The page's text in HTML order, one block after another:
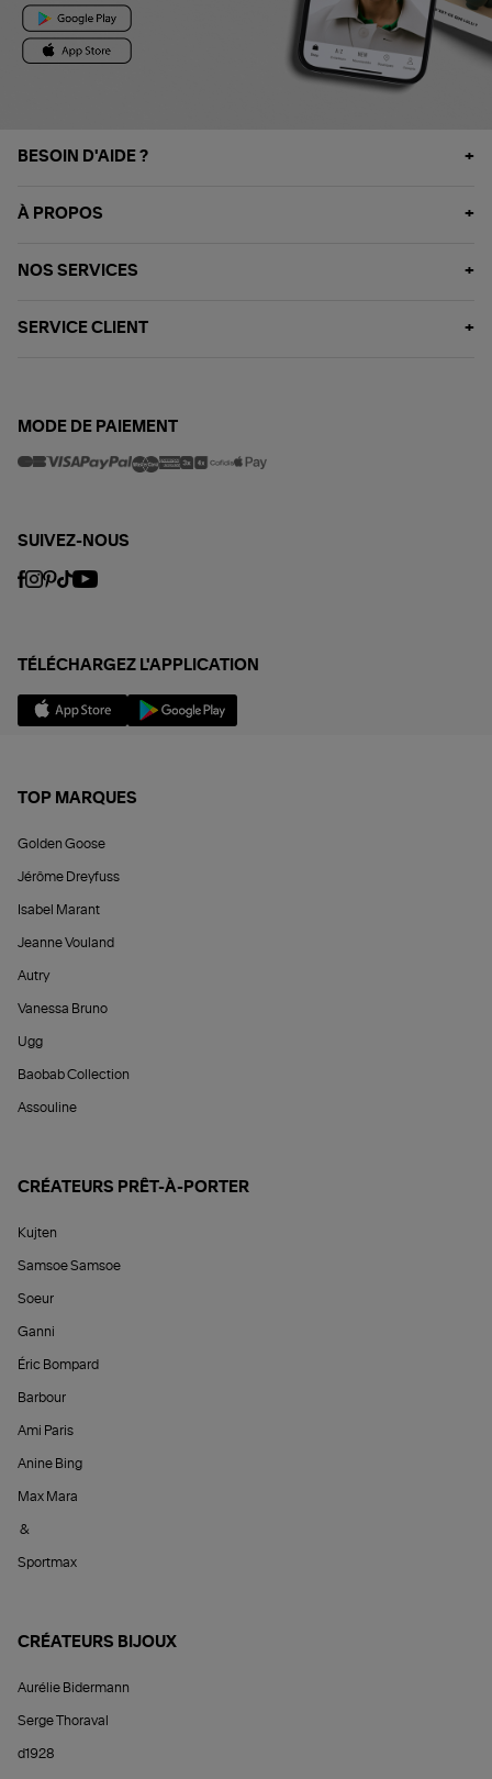
BESOIN D'AIDE ?
À PROPOS
NOS SERVICES
SERVICE CLIENT
MODE DE PAIEMENT
SUIVEZ-NOUS
TÉLÉCHARGEZ L'APPLICATION
TOP MARQUES
Golden Goose
Jérôme Dreyfuss
Isabel Marant
Jeanne Vouland
Autry
Vanessa Bruno
Ugg
Baobab Collection
Assouline
CRÉATEURS PRÊT-À-PORTER
Kujten
Samsoe Samsoe
Soeur
Ganni
Éric Bompard
Barbour
Ami Paris
Anine Bing
Max Mara
&
Sportmax
CRÉATEURS BIJOUX
Aurélie Bidermann
Serge Thoraval
d1928